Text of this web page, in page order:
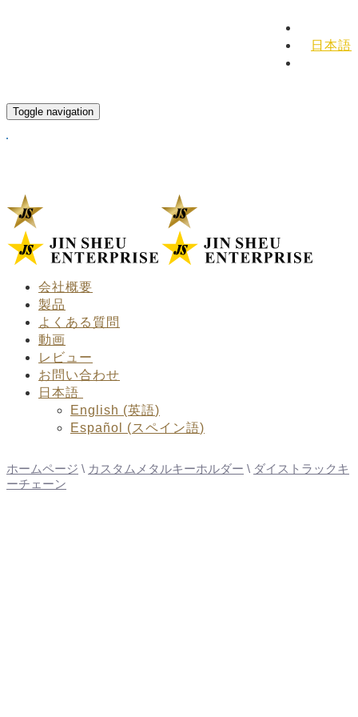
日本語
Toggle navigation
会社概要
製品
よくある質問
動画
レビュー
お問い合わせ
日本語
English (英語)
Español
(スペイン語)
ホームページ \ カスタムメタルキーホルダー \ ダイストラックキ
ーチェーン